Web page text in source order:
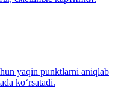
yaqin punktlarni aniqlab
ko‘rsatadi.